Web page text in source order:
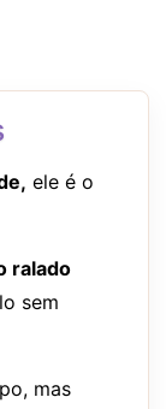
ele é o
ralado
sem
mas